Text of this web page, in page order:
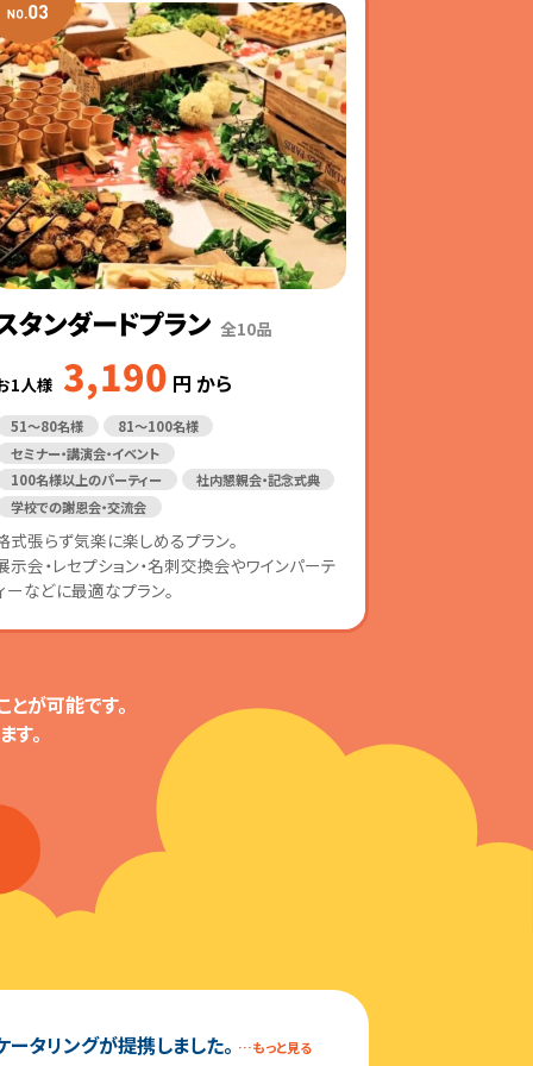
タンダードプラン 全10品
1人様 3,190 円 から
51～80名様
81～100名様
セミナー・講演会・イベント
100名様以上のパーティー
社内懇親会・記念式典
学校での謝恩会・交流会
式張らず気楽に楽しめるプラン。
示会・レセプション・名刺交換会やワインパーテ
ーなどに最適なプラン。
が可能です。
。
タリングが提携しました。 …もっと見る